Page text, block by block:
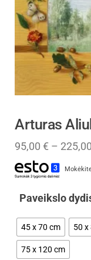
Arturas
95,00 € – 225,00
Paveikslo
45 x 70 cm 50 x
75 x 120 cm